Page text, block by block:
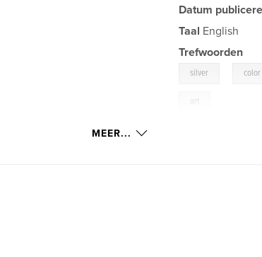
Datum
Taal English
Trefwoorden
silver color
art
MEER...